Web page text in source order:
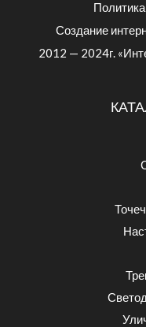
Создание
2012 — 2024г.